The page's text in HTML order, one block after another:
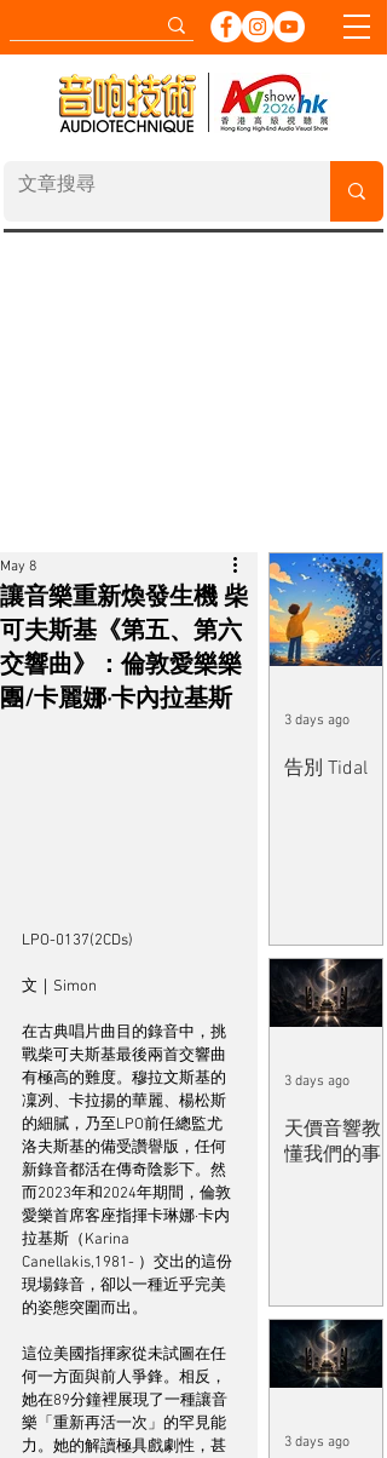
讓音樂重新煥發生機 柴
可夫斯基《第五、第六
交響曲》：倫敦愛樂樂
團/卡麗娜·卡內拉基斯
May 8
LPO-0137(2CDs)
文｜Simon
在古典唱片曲目的錄音中，挑
戰柴可夫斯基最後兩首交響曲
有極高的難度。穆拉文斯基的
凜冽、卡拉揚的華麗、楊松斯
的細膩，乃至LPO前任總監尤
洛夫斯基的備受讚譽版，任何
新錄音都活在傳奇陰影下。然
而2023年和2024年期間，倫敦
愛樂首席客座指揮卡琳娜·卡内
拉基斯（Karina
Canellakis,1981- ）交出的這份
現場錄音，卻以一種近乎完美
的姿態突圍而出。
這位美國指揮家從未試圖在任
何一方面與前人爭鋒。相反，
她在89分鐘裡展現了一種讓音
樂「重新再活一次」的罕見能
力。她的解讀極具戲劇性，甚
告別 Tidal
3 days ago
天價音響教
懂我們的事
3 days ago
3 days ago